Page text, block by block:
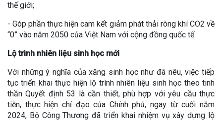
thế giới;
- Góp phần thực hiện cam kết giảm phát thải ròng khí CO2 về
“0” vào năm 2050 của Việt Nam với cộng đồng quốc tế.
Lộ trình nhiên liệu sinh học mới
Với những ý nghĩa của xăng sinh học như đã nêu, việc tiếp
tục triển khai thực hiện lộ trình nhiên liệu sinh học theo tinh
thần Quyết định 53 là cần thiết, phù hợp với yêu cầu thực
tiễn, thực hiện chỉ đạo của Chính phủ, ngay từ cuối năm
2024, Bộ Công Thương đã triển khai nhiệm vụ xây dựng lộ